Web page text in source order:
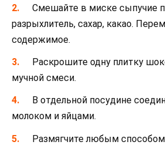
Смешайте в миске сыпучие
разрыхлитель, сахар, какао.
содержимое.
Раскрошите одну плитку
мучной смеси.
В отдельной посудине
молоком и яйцами.
Размягчите любым